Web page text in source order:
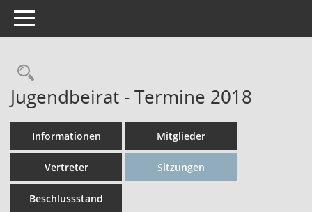
Toggle navigation
Rechercheauswahl
Jugendbeirat - Termine 2018
Informationen Mitglieder
Vertreter Sitzungen
Beschlussstand